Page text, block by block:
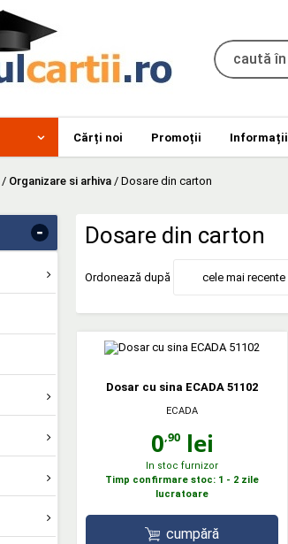
Cărți noi Promoții Informații
/ Organizare si arhiva / Dosare din carton
- Dosare din carton
Ordonează după cele mai recente
Dosar cu sina ECADA 51102
ECADA
0,90lei
In stoc furnizor
Timp confirmare stoc: 1 - 2 zile
lucratoare
cumpără